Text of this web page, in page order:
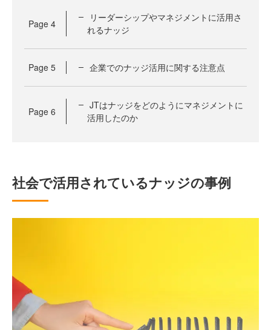
Page 4
リーダーシップやマネジメントに活用さ
れるナッジ
Page 5 企業でのナッジ活用に関する注意点
Page 6
JTはナッジをどのようにマネジメントに
活用したのか
社会で活用されているナッジの事例